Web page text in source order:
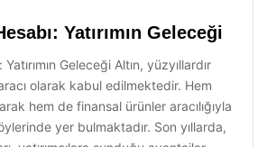
Yatırımın Geleceği
Geleceği Altın, yüzyıllardır
olarak kabul edilmektedir. Hem
hem de finansal ürünler aracılığıyla
yer bulmaktadır. Son yıllarda,